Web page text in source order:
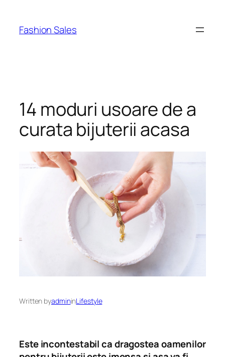
content
Fashion Sales
14 moduri usoare de a
curata bijuterii acasa
Written byadmininLifestyle
Este incontestabil ca dragostea oamenilor